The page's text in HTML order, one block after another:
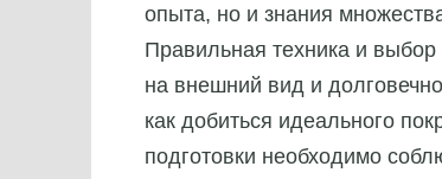
опыта, но и знания
Правильная техника и
на внешний вид и
как добиться идеального
подготовки необходимо